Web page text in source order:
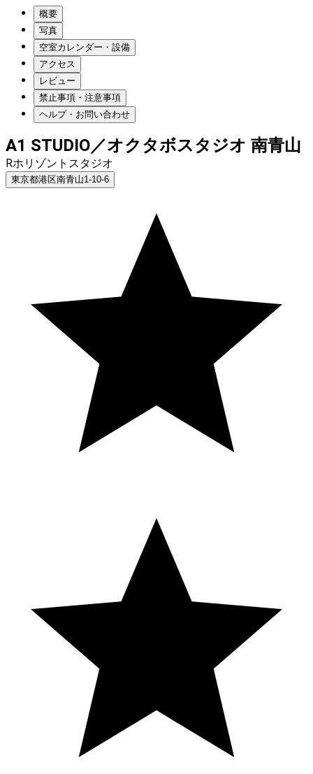
概要
写真
空室カレンダー・設備
アクセス
レビュー
禁止事項・注意事項
ヘルプ・お問い合わせ
A1 STUDIO／オクタボスタジオ 南青山
Rホリゾントスタジオ
東京都港区南青山1-10-6